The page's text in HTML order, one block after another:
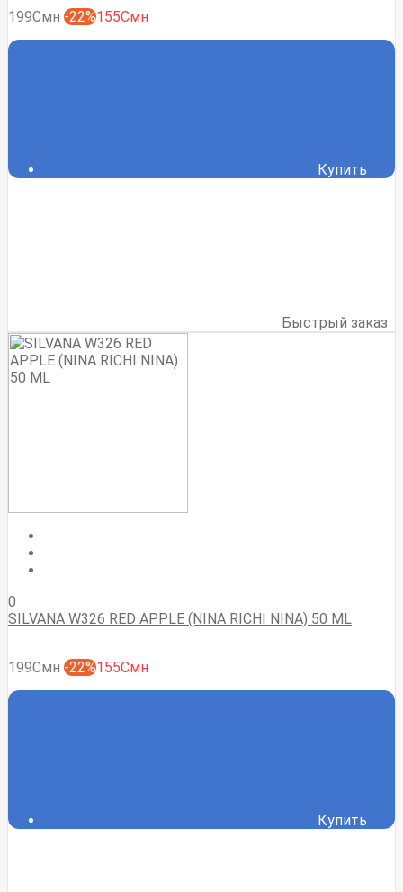
199Смн -22%155Смн
Купить
Быстрый заказ
0
SILVANA W326 RED APPLE (NINA RICHI NINA) 50 ML
199Смн -22%155Смн
Купить